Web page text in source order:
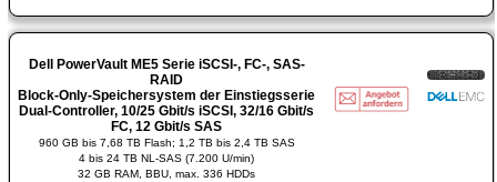
Dell PowerVault ME5 Serie iSCSI-, FC-, SAS-
RAID
Block-Only-Speichersystem der Einstiegsserie
Dual-Controller, 10/25 Gbit/s iSCSI, 32/16 Gbit/s
FC, 12 Gbit/s SAS
960 GB bis 7,68 TB Flash; 1,2 TB bis 2,4 TB SAS
4 bis 24 TB NL-SAS (7.200 U/min)
32 GB RAM, BBU, max. 336 HDDs